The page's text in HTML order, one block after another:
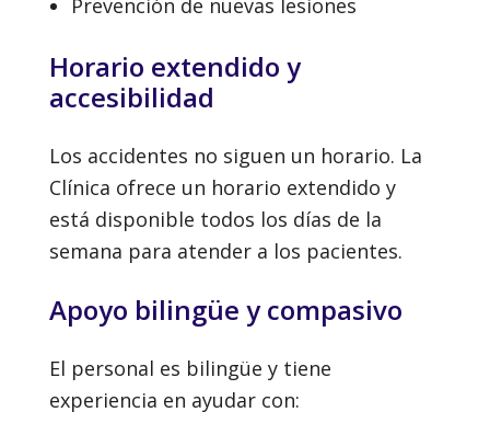
Horario extendido y
accesibilidad
Los accidentes no siguen un horario. La
Clínica ofrece un horario extendido y
está disponible todos los días de la
semana para atender a los pacientes.
Apoyo bilingüe y compasivo
El personal es bilingüe y tiene
experiencia en ayudar con: